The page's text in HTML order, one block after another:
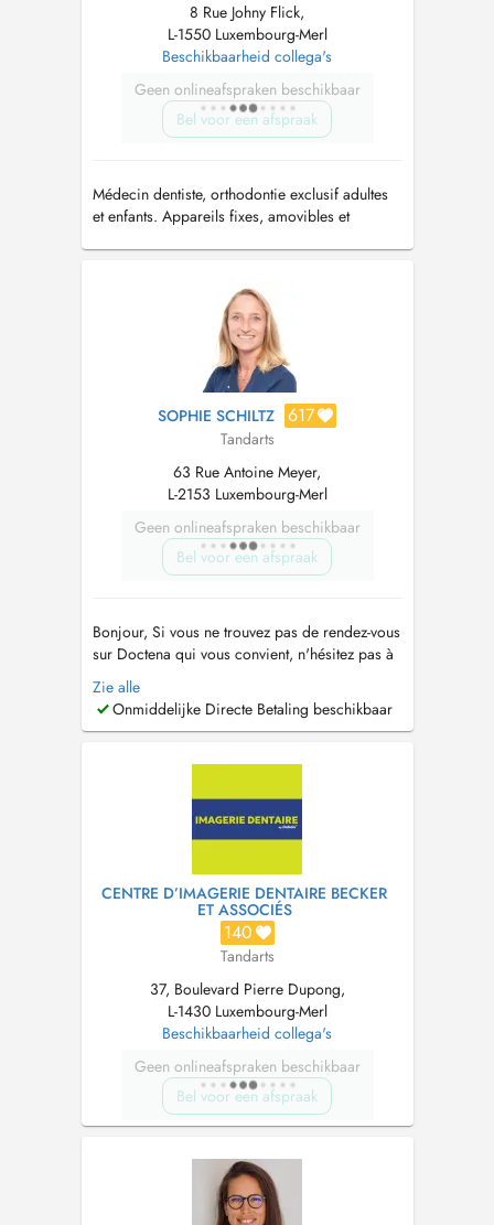
8 Rue Johny Flick,
L-1550 Luxembourg-Merl
Beschikbaarheid collega's
Geen onlineafspraken beschikbaar
Bel voor een afspraak
Médecin dentiste, orthodontie exclusif adultes
et enfants. Appareils fixes, amovibles et
SOPHIE SCHILTZ 617
Tandarts
63 Rue Antoine Meyer,
L-2153 Luxembourg-Merl
Geen onlineafspraken beschikbaar
Bel voor een afspraak
Bonjour, Si vous ne trouvez pas de rendez-vous
sur Doctena qui vous convient, n'hésitez pas à
nous appeler directement au cabinet +352
27762916. Nouveau: nous disposons
maintenant du PID (paiement immédiat direct)
appointment on Doctena that suits you, ...
Zie alle
Onmiddelijke Directe Betaling beschikbaar
CENTRE D’IMAGERIE DENTAIRE BECKER
ET ASSOCIÉS
140
Tandarts
37, Boulevard Pierre Dupong,
L-1430 Luxembourg-Merl
Beschikbaarheid collega's
Geen onlineafspraken beschikbaar
Bel voor een afspraak